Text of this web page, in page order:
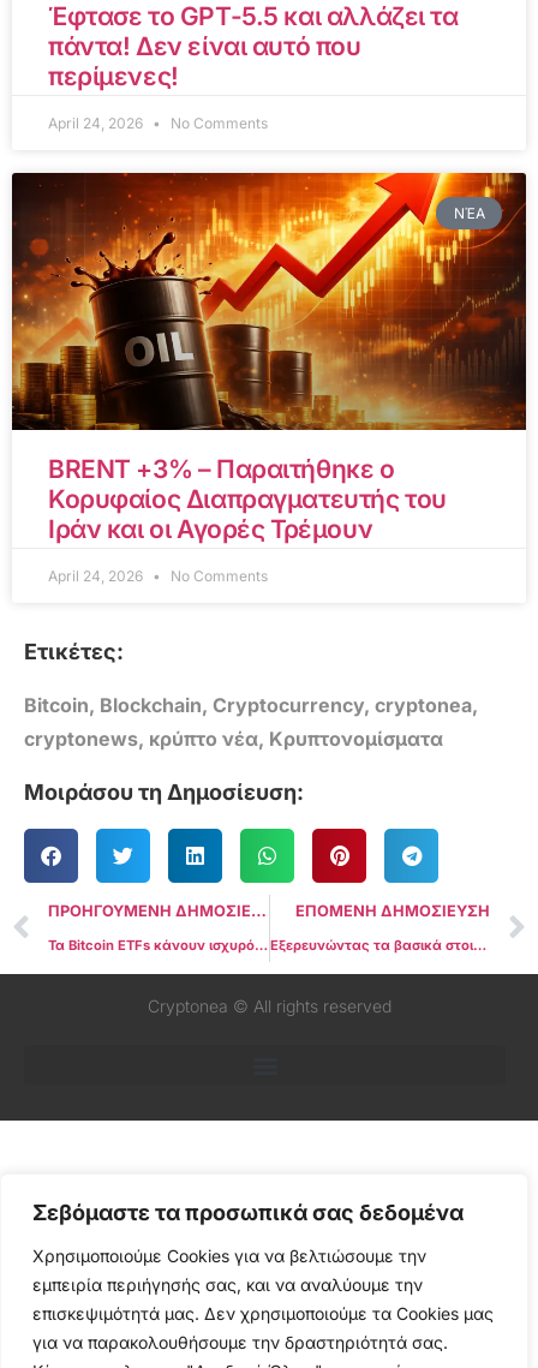
Σεβόμαστε τα προσωπικά σας δεδομένα
Χρησιμοποιούμε Cookies για να βελτιώσουμε την
εμπειρία περιήγησής σας, και να αναλύουμε την
επισκεψιμότητά μας. Δεν χρησιμοποιούμε τα Cookies μας
για να παρακολουθήσουμε την δραστηριότητά σας.
Έφτασε το GPT-5.5 και αλλάζει τα
πάντα! Δεν είναι αυτό που
περίμενες!
April 24, 2026 No Comments
ΝΈΑ
BRENT +3% – Παραιτήθηκε ο
Κορυφαίος Διαπραγματευτής του
Ιράν και οι Αγορές Τρέμουν
April 24, 2026 No Comments
Ετικέτες:
Bitcoin, Blockchain, Cryptocurrency, cryptonea,
cryptonews, κρύπτο νέα, Κρυπτονομίσματα
Μοιράσου τη Δημοσίευση:
ΠΡΟΗΓΟΥΜΕΝΗ ΔΗΜΟΣΙΕΥΣΗ
Τα Bitcoin ETFs κάνουν ισχυρό ντεμπούτο με εντυπωσιακό όγκο την ημέρα 1, η τιμή του BTC πλησιάζει τα $49.000
ΕΠΟΜΕΝΗ ΔΗΜΟΣΙΕΥΣΗ
Εξερευνώντας τα βασικά στοιχεία των ETFs Bitcoin: Εισαγωγές, τέλη και άλλα
Cryptonea © All rights reserved